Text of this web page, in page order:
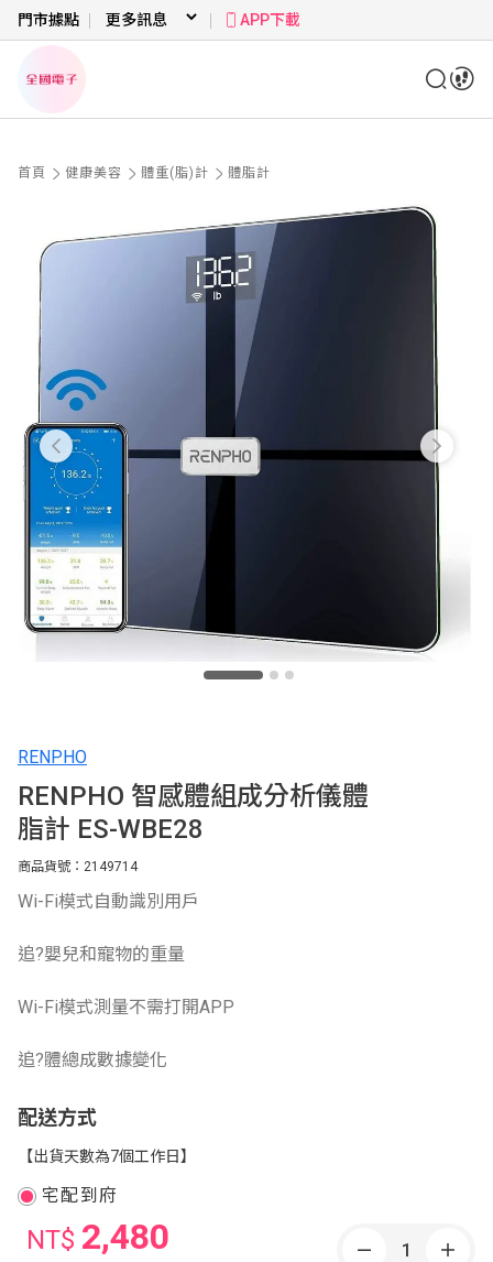
門市據點 APP下載
首頁 健康美容 體重(脂)計 體脂計
RENPHO
RENPHO 智感體組成分析儀體
脂計 ES-WBE28
商品貨號：2149714
Wi-Fi模式自動識別用戶
追?嬰兒和寵物的重量
Wi-Fi模式測量不需打開APP
追?體總成數據變化
配送方式
【出貨天數為7個工作日】
宅配到府
NT$ 2,480